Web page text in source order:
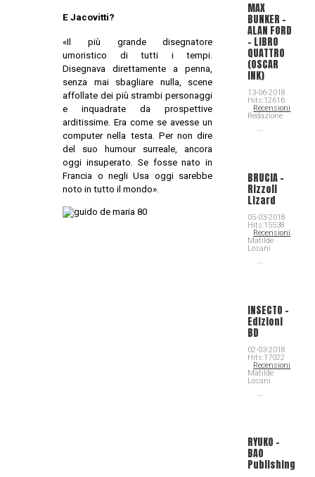
E Jacovitti?
«Il più grande disegnatore
umoristico di tutti i tempi.
Disegnava direttamente a penna,
senza mai sbagliare nulla, scene
affollate dei più strambi personaggi
e inquadrate da prospettive
arditissime. Era come se avesse un
computer nella testa. Per non dire
del suo humour surreale, ancora
oggi insuperato. Se fosse nato in
Francia o negli Usa oggi sarebbe
noto in tutto il mondo».
MAX
BUNKER –
ALAN FORD
– LIBRO
QUATTRO
(OSCAR
INK)
13-06-2018
Hits:12616
Recensioni
Redazione
...
BRUCIA -
Rizzoli
Lizard
05-03-2018
Hits:15538
Recensioni
Matilde
Losani
...
INSECTO -
Edizioni
BD
02-03-2018
Hits:17022
Recensioni
Matilde
Losani
RYUKO -
BAO
Publishing